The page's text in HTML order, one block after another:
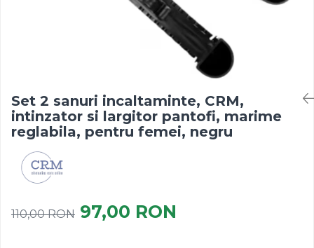
Set 2 sanuri incaltaminte, CRM,
intinzator si largitor pantofi, marime
reglabila, pentru femei, negru
110,00 RON 97,00 RON